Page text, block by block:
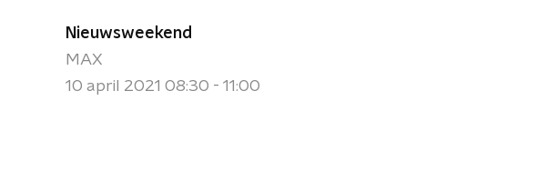
Nieuwsweekend
MAX
10 april 2021 08:30 - 11:00